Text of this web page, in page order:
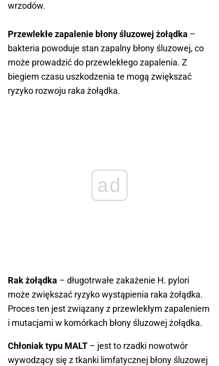
wrzodów.
Przewlekłe zapalenie błony śluzowej żołądka –
bakteria powoduje stan zapalny błony śluzowej, co
może prowadzić do przewlekłego zapalenia. Z
biegiem czasu uszkodzenia te mogą zwiększać
ryzyko rozwoju raka żołądka.
ad
Rak żołądka – długotrwałe zakażenie H. pylori
może zwiększać ryzyko wystąpienia raka żołądka.
Proces ten jest związany z przewlekłym zapaleniem
i mutacjami w komórkach błony śluzowej żołądka.
Chłoniak typu MALT – jest to rzadki nowotwór
wywodzący się z tkanki limfatycznej błony śluzowej